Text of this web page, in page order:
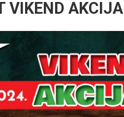
VIKEND AKCIJA